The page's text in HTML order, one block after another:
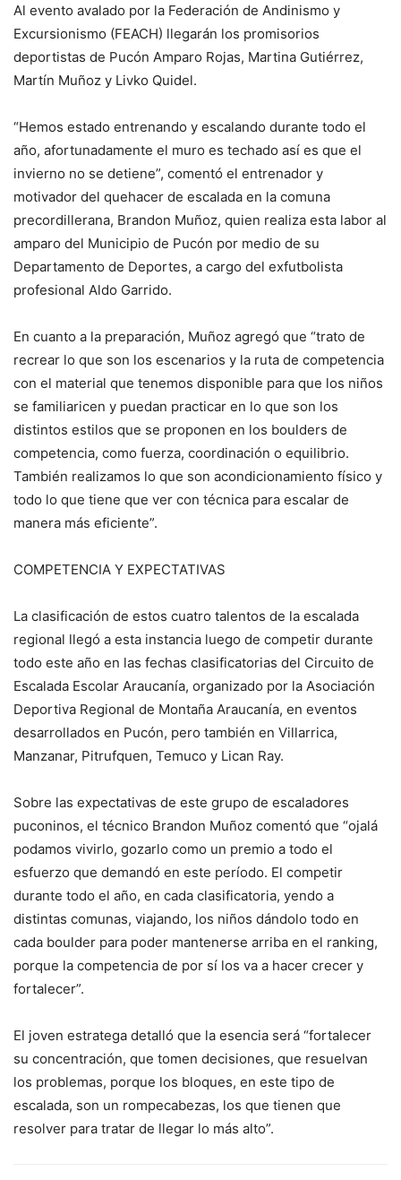
Al evento avalado por la Federación de Andinismo y
Excursionismo (FEACH) llegarán los promisorios
deportistas de Pucón Amparo Rojas, Martina Gutiérrez,
Martín Muñoz y Livko Quidel.
“Hemos estado entrenando y escalando durante todo el
año, afortunadamente el muro es techado así es que el
invierno no se detiene”, comentó el entrenador y
motivador del quehacer de escalada en la comuna
precordillerana, Brandon Muñoz, quien realiza esta labor al
amparo del Municipio de Pucón por medio de su
Departamento de Deportes, a cargo del exfutbolista
profesional Aldo Garrido.
En cuanto a la preparación, Muñoz agregó que “trato de
recrear lo que son los escenarios y la ruta de competencia
con el material que tenemos disponible para que los niños
se familiaricen y puedan practicar en lo que son los
distintos estilos que se proponen en los boulders de
competencia, como fuerza, coordinación o equilibrio.
También realizamos lo que son acondicionamiento físico y
todo lo que tiene que ver con técnica para escalar de
manera más eficiente”.
COMPETENCIA Y EXPECTATIVAS
La clasificación de estos cuatro talentos de la escalada
regional llegó a esta instancia luego de competir durante
todo este año en las fechas clasificatorias del Circuito de
Escalada Escolar Araucanía, organizado por la Asociación
Deportiva Regional de Montaña Araucanía, en eventos
desarrollados en Pucón, pero también en Villarrica,
Manzanar, Pitrufquen, Temuco y Lican Ray.
Sobre las expectativas de este grupo de escaladores
puconinos, el técnico Brandon Muñoz comentó que “ojalá
podamos vivirlo, gozarlo como un premio a todo el
esfuerzo que demandó en este período. El competir
durante todo el año, en cada clasificatoria, yendo a
distintas comunas, viajando, los niños dándolo todo en
cada boulder para poder mantenerse arriba en el ranking,
porque la competencia de por sí los va a hacer crecer y
fortalecer”.
El joven estratega detalló que la esencia será “fortalecer
su concentración, que tomen decisiones, que resuelvan
los problemas, porque los bloques, en este tipo de
escalada, son un rompecabezas, los que tienen que
resolver para tratar de llegar lo más alto”.